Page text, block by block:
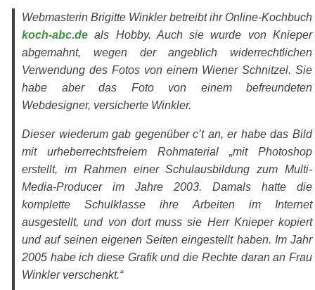
Webmasterin Brigitte Winkler betreibt ihr Online-Kochbuch
koch-abc.de als Hobby. Auch sie wurde von Knieper
abgemahnt, wegen der angeblich widerrechtlichen
Verwendung des Fotos von einem Wiener Schnitzel. Sie
habe aber das Foto von einem befreundeten
Webdesigner, versicherte Winkler.
Dieser wiederum gab gegenüber c’t an, er habe das Bild
mit urheberrechtsfreiem Rohmaterial „mit Photoshop
erstellt, im Rahmen einer Schulausbildung zum Multi-
Media-Producer im Jahre 2003. Damals hatte die
komplette Schulklasse ihre Arbeiten im Internet
ausgestellt, und von dort muss sie Herr Knieper kopiert
und auf seinen eigenen Seiten eingestellt haben. Im Jahr
2005 habe ich diese Grafik und die Rechte daran an Frau
Winkler verschenkt.“